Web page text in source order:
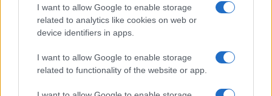
I want to allow Google to enable storage
related to analytics like cookies on web or
device identifiers in apps.
I want to allow Google to enable storage
related to functionality of the website or app.
Continua a leggere